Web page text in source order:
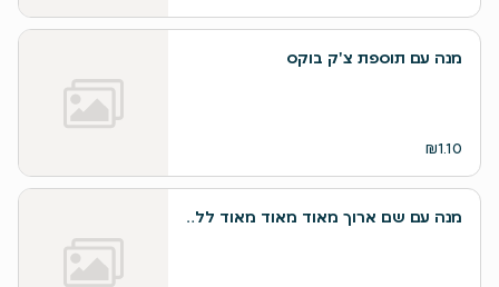
מנה עם תוספת צ'ק בוקס
₪1.10
מנה עם שם ארוך מאוד מאוד מאוד ללא תיאור